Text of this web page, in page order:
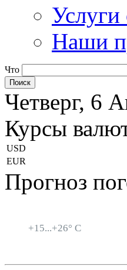
Услуги
Наши
Что
Четверг, 6
Курсы
USD
EUR
Прогноз
+15...+26° C